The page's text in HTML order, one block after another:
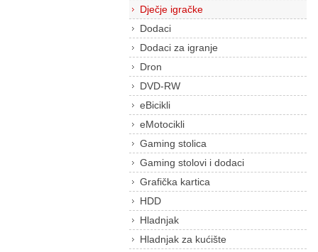
Dječje igračke
Dodaci
Dodaci za igranje
Dron
DVD-RW
eBicikli
eMotocikli
Gaming stolica
Gaming stolovi i dodaci
Grafička kartica
HDD
Hladnjak
Hladnjak za kućište